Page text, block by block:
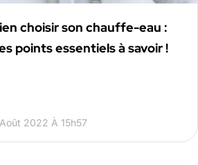
choisir son chauffe-eau :
points essentiels à savoir !
2022 À 15h57